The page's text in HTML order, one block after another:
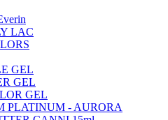
LAC
GEL
GEL
GEL
PLATINUM - AURORA